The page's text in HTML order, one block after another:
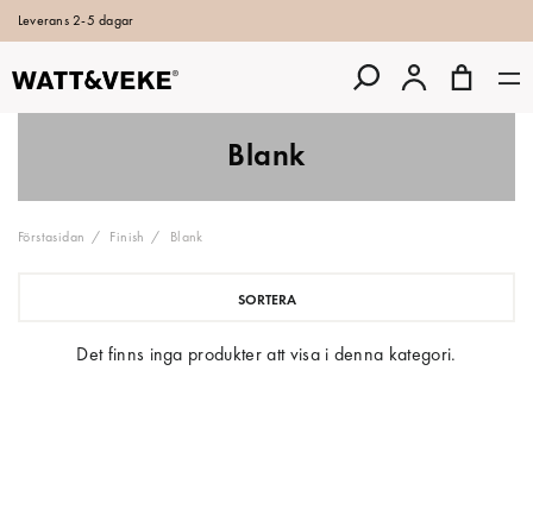
Leverans 2-5 dagar
Blank
Förstasidan Finish Blank
SORTERA
Det finns inga produkter att visa i denna kategori.